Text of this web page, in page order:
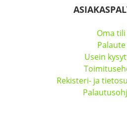
Oma tili
Palaute
Usein
Rekisteri- ja